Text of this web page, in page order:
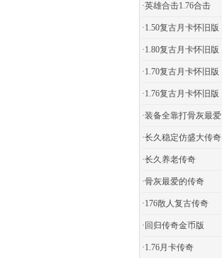
·英雄合击1.76合击
·1.50复古月卡怀旧版
·1.80复古月卡怀旧版
·1.70复古月卡怀旧版
·1.76复古月卡怀旧版
·装备全靠打骨灰最爱
·长久稳定仿盛大传奇
·长久养老传奇
·骨灰最爱的传奇
·176散人复古传奇
· 回归传奇金币版
·1.76月卡传奇